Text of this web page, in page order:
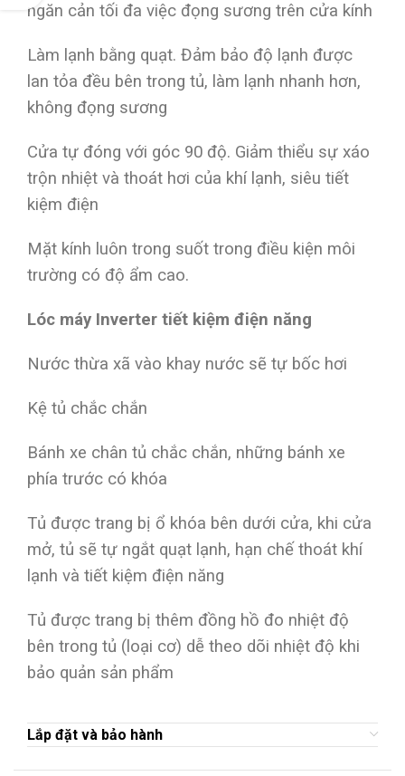
ngăn cản tối đa việc đọng sương trên cửa kính
Làm lạnh bằng quạt. Đảm bảo độ lạnh được
lan tỏa đều bên trong tủ, làm lạnh nhanh hơn,
không đọng sương
Cửa tự đóng với góc 90 độ. Giảm thiểu sự xáo
trộn nhiệt và thoát hơi của khí lạnh, siêu tiết
kiệm điện
Mặt kính luôn trong suốt trong điều kiện môi
trường có độ ẩm cao.
Lóc máy Inverter tiết kiệm điện năng
Nước thừa xã vào khay nước sẽ tự bốc hơi
Kệ tủ chắc chắn
Bánh xe chân tủ chắc chắn, những bánh xe
phía trước có khóa
Tủ được trang bị ổ khóa bên dưới cửa, khi cửa
mở, tủ sẽ tự ngắt quạt lạnh, hạn chế thoát khí
lạnh và tiết kiệm điện năng
Tủ được trang bị thêm đồng hồ đo nhiệt độ
bên trong tủ (loại cơ) dễ theo dõi nhiệt độ khi
bảo quản sản phẩm
Lắp đặt và bảo hành